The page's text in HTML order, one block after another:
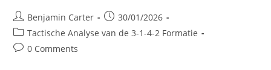
Post
author:
Benjamin Carter
Post
published:
30/01/2026
Post
category:
Tactische Analyse van de 3-1-4-2 Formatie
Post0 Comments